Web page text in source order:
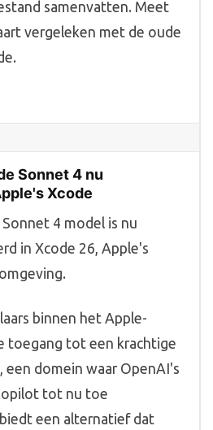
samenvatten. Meet
vergeleken met de oude
Sonnet 4 nu
Xcode
4 model is nu
in Xcode 26, Apple's
binnen het Apple-
toegang tot een krachtige
een domein waar OpenAI's
tot nu toe
een alternatief dat